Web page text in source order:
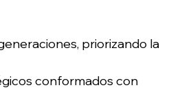
priorizando la
conformados con